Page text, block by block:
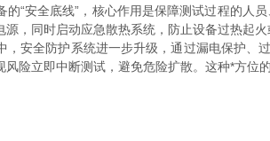
安全底线”，核心作用是保障测试过程的人
，同时启动应急散热系统，防止设备过热起火
全防护系统进一步升级，通过漏电保护、
险立即中断测试，避免危险扩散。这种*方位